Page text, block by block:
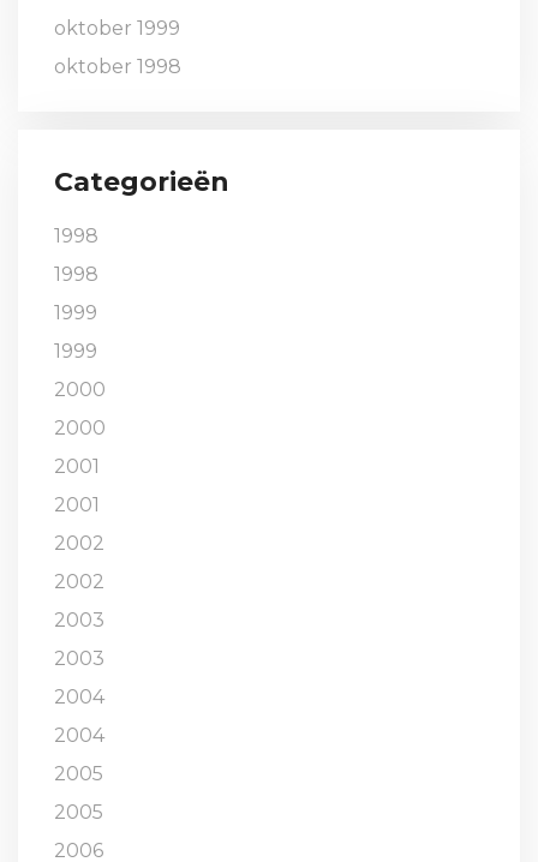
oktober 1999
oktober 1998
Categorieën
1998
1998
1999
1999
2000
2000
2001
2001
2002
2002
2003
2003
2004
2004
2005
2005
2006